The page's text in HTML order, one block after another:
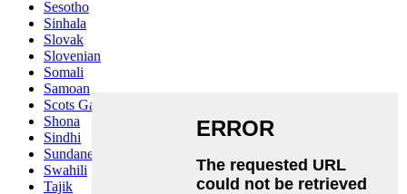
Sesotho
Sinhala
Slovak
Slovenian
Somali
Samoan
Scots Gaelic
Shona
Sindhi
Sundanese
Swahili
Tajik